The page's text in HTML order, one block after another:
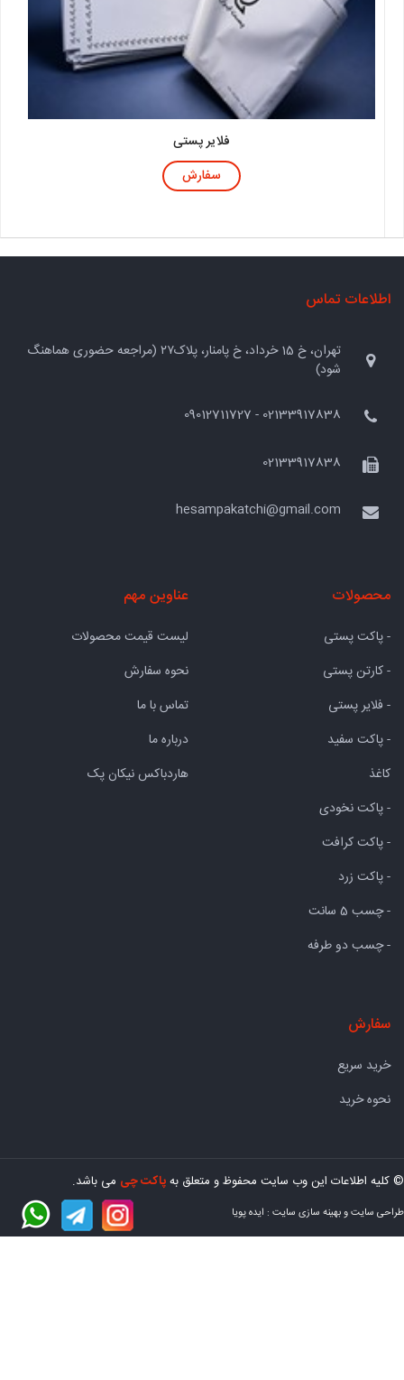
فلایر پستی
سفارش
اطلاعات تماس
تهران، خ 15 خرداد، خ پامنار، پلاک۲۷ (مراجعه حضوری هماهنگ
شود)
02133917838 - 09012711727
02133917838
hesampakatchi@gmail.com
محصولات
- پاکت پستی
- کارتن پستی
- فلایر پستی
- پاکت سفید
کاغذ
- پاکت نخودی
- پاکت کرافت
- پاکت زرد
- چسب 5 سانت
- چسب دو طرفه
عناوین مهم
لیست قیمت محصولات
نحوه سفارش
تماس با ما
درباره ما
هاردباکس نیکان پک
سفارش
خرید سریع
نحوه خرید
© کلیه اطلاعات این وب سایت محفوظ و متعلق بهپاکت چی می باشد.
طراحی سایتوبهینه سازی سایت : ایده پویا